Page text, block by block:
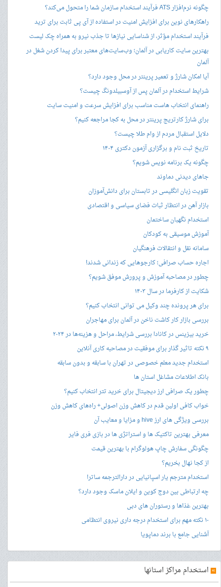
چگونه نرم‌افزار ATS فرآیند استخدام سازمان شما را متحول می‌کند؟
راهکارهای نوین برای افزایش امنیت در استفاده از آی پی ثابت برای ترید
فرآیند استخدام مؤثر، از شناسایی نیازها تا جذب نیرو به همراه چک لیست
بهترین سایت کاریابی در آلمان؛ وب‌سایت‌های معتبر برای پیدا کردن شغل در
آلمان
آیا امکان شارژ و تعمیر پرینتر در محل وجود دارد؟
شرایط استخدام در آلمان پس از آوسبیلدونگ چیست؟
راهنمای انتخاب هاست مناسب برای افزایش سرعت و امنیت سایت
برای شارژ کارتریج پرینتر در محل به کجا مراجعه کنیم؟
دلایل استقبال مردم از وام طلا چیست؟
تاریخ ثبت نام و برگزاری آزمون دکتری ۱۴۰۴
چگونه یک برنامه نویس شویم؟
جاهای دیدنی دماوند
تقویت زبان انگلیسی در تابستان برای دانش‌آموزان
بازار آهن در انتظار ثبات فضای سیاسی و اقتصادی
استخدام نگهبان ساختمان
آموزش موسیقی به کودکان
سامانه نقل و انتقالات فرهنگیان
اجاره حساب صرافی؛ کارجوهایی که زندانی شدند!
چطور در مصاحبه‌ آموزش و پرورش موفق شویم؟
شکایت از کارفرما در سال ۱۴۰۳
برای هر پرونده چند وکیل می توانی انتخاب کنیم؟
بررسی بازار کار کاشت ناخن در آلمان برای مهاجران
خرید بیزینس در کانادا بررسی شرایط، مراحل و هزینه‌ها در ۲۰۲۴
۹ نکته تاثیر گذار برای موفقیت در مصاحبه کاری آنلاین
استخدام جدید معلم خصوصی در تهران با سابقه و بدون سابقه
بانک اطلاعات مشاغل استان ها
چطور یک صرافی ارز دیجیتال برای خرید تتر انتخاب کنیم؟
خواب کافی اولین قدم در کاهش وزن اصولی+ راه‌های کاهش وزن
بررسی ویژگی های ارز hive و مزایا و معایب آن
معرفی بهترین تاکتیک ها و استراتژی ها در بازی فری فایر
چگونگی سفارش چاپ هولوگرام با بهترین قیمت
از کجا نهال بخریم؟
استخدام مترجم یار اسپانیایی در دارالترجمه ساترا
چه ارتباطی بین دوج کوین و ایلان ماسک وجود دارد؟
بهترین غذاها و رستوران های دبی
۱۰ نکته مهم برای استخدام درجه داری نیروی انتظامی
آشنایی جامع با برند دماپویا
» استخدام مراکز استانها